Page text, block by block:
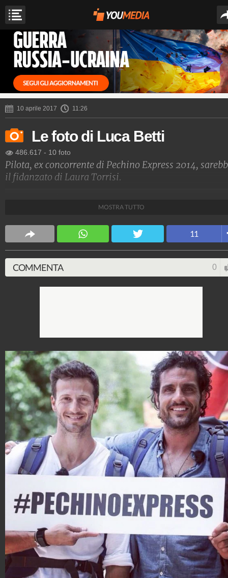
10 aprile 2017 11:26
Le foto di Luca Betti
486.617 - 10 foto
Pilota, ex concorrente di Pechino Express 2014,
il fidanzato di Laura Torrisi.
9.456 video-76.076 foto
MOSTRA TUTTO
11
COMMENTA 0